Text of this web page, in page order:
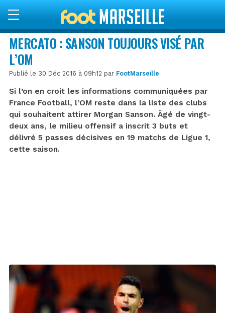
MERCATO : SANSON TOUJOURS VISÉ PAR
L’OM
Publié le 30 Déc 2016 à 09h12 par FootMarseille
Si l’on en croit les informations communiquées par
France Football, l’OM reste dans la liste des clubs
qui souhaitent attirer Morgan Sanson. Âgé de vingt-
deux ans, le milieu offensif a inscrit 3 buts et
délivré 5 passes décisives en 19 matchs de Ligue 1,
cette saison.